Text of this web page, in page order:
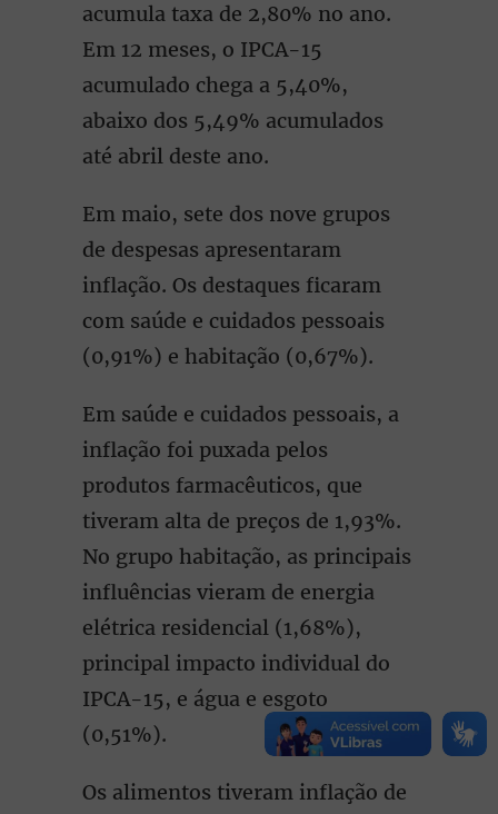
acumula taxa de 2,80% no ano.
Em 12 meses, o IPCA-15
acumulado chega a 5,40%,
abaixo dos 5,49% acumulados
até abril deste ano.
Em maio, sete dos nove grupos
de despesas apresentaram
inflação. Os destaques ficaram
com saúde e cuidados pessoais
(0,91%) e habitação (0,67%).
Em saúde e cuidados pessoais, a
inflação foi puxada pelos
produtos farmacêuticos, que
tiveram alta de preços de 1,93%.
No grupo habitação, as principais
influências vieram de energia
elétrica residencial (1,68%),
principal impacto individual do
IPCA-15, e água e esgoto
(0,51%).
Os alimentos tiveram inflação de